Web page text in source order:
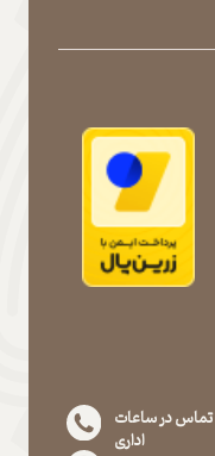
: تلفن تماس در ساعات
اداری